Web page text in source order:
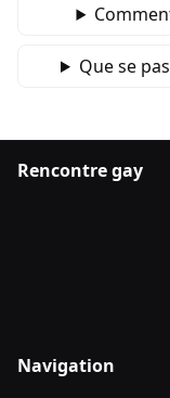
Que se
Rencontre gay
Navigation